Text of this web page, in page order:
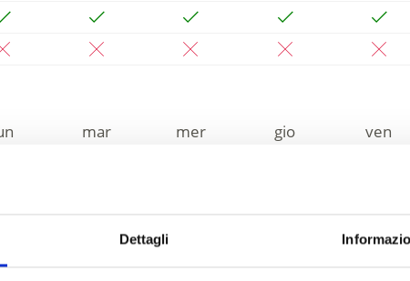
Dettagli
mar mer gio ven